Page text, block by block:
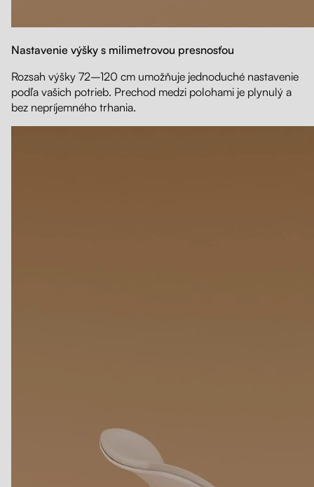
Nastavenie výšky s milimetrovou presnosťou
Rozsah výšky 72–120 cm umožňuje jednoduché nastavenie
podľa vašich potrieb. Prechod medzi polohami je plynulý a
bez nepríjemného trhania.